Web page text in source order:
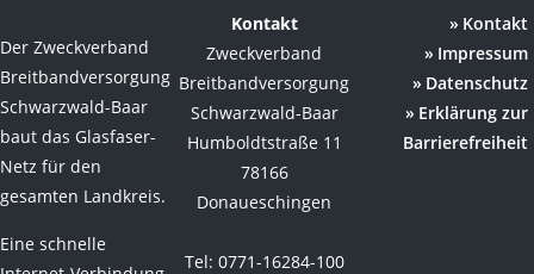
Der Zweckverband
Breitbandversorgung
Schwarzwald-Baar
baut das Glasfaser-
Netz für den
gesamten Landkreis.
Eine schnelle
Kontakt
Zweckverband
Breitbandversorgung
Schwarzwald-Baar
Humboldtstraße 11
78166
Donaueschingen
Tel: 0771-16284-100
Kontakt
Impressum
Datenschutz
Erklärung zur
Barrierefreiheit